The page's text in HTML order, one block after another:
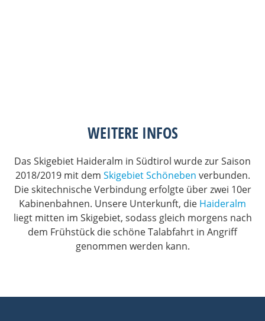
WEITERE INFOS
Das Skigebiet Haideralm in Südtirol wurde zur Saison
2018/2019 mit dem Skigebiet Schöneben verbunden.
Die skitechnische Verbindung erfolgte über zwei 10er
Kabinenbahnen. Unsere Unterkunft, die Haideralm
liegt mitten im Skigebiet, sodass gleich morgens nach
dem Frühstück die schöne Talabfahrt in Angriff
genommen werden kann.